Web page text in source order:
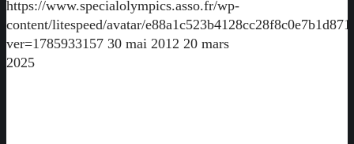
https://www.specialolympics.asso.fr/wp-
content/litespeed/avatar/
ver=1785933157 30 mai 2012 20 mars
2025